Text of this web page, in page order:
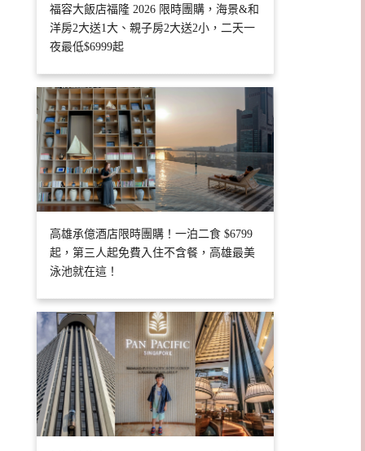
福容大飯店福隆 2026 限時團購，海景&和
洋房2大送1大、親子房2大送2小，二天一
夜最低$6999起
高雄承億酒店限時團購！一泊二食 $6799
起，第三人起免費入住不含餐，高雄最美
泳池就在這！